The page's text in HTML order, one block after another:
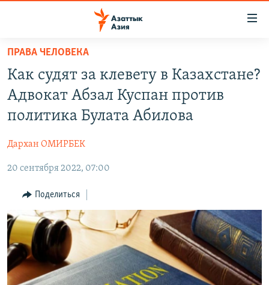
Вернуться
основному
содержанию
главной
навигации
Вернутся
поиску
КАЗАХСТАН
НОВОСТИ
ВОЙНА В УКРАИНЕ
КЫРГЫЗЧА
ЎЗБЕКЧА
ТОҶИКӢ
TÜRKMENÇE
ПОДПИШИТЕСЬ НА НАС В СОЦСЕТЯХ
Все сайты РСЕ/РС
ПРАВА ЧЕЛОВЕКА
Как судят за клевету в Казахстане?
Адвокат Абзал Куспан против
политика Булата Абилова
Дархан ОМИРБЕК
20 сентября 2022, 07:00
Поделиться